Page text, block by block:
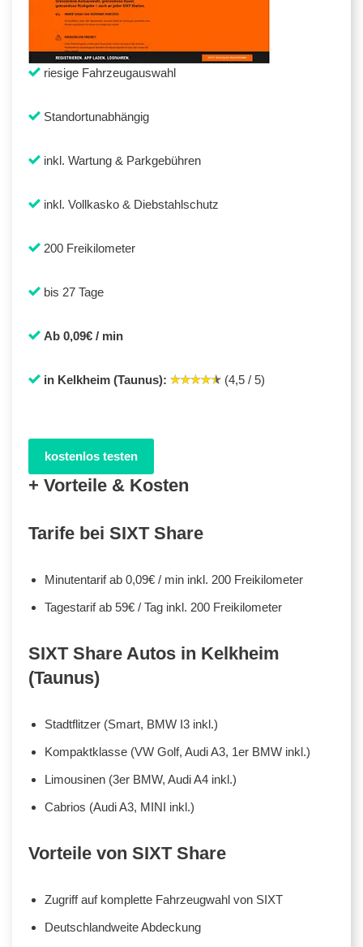
riesige Fahrzeugauswahl
Standortunabhängig
inkl. Wartung & Parkgebühren
inkl. Vollkasko & Diebstahlschutz
200 Freikilometer
bis 27 Tage
Ab 0,09€ / min
in Kelkheim (Taunus): (4,5 / 5)
kostenlos testen
+ Vorteile & Kosten
Tarife bei SIXT Share
Minutentarif ab 0,09€ / min inkl. 200 Freikilometer
Tagestarif ab 59€ / Tag inkl. 200 Freikilometer
SIXT Share Autos in Kelkheim
(Taunus)
Stadtflitzer (Smart, BMW I3 inkl.)
Kompaktklasse (VW Golf, Audi A3, 1er BMW inkl.)
Limousinen (3er BMW, Audi A4 inkl.)
Cabrios (Audi A3, MINI inkl.)
Vorteile von SIXT Share
Zugriff auf komplette Fahrzeugwahl von SIXT
Deutschlandweite Abdeckung